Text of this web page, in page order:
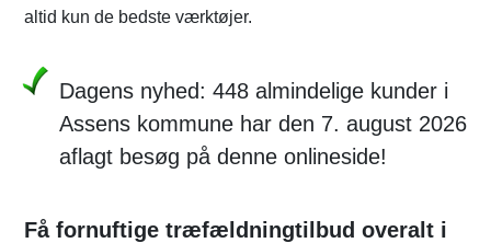
altid kun de bedste værktøjer.
Dagens nyhed: 448 almindelige kunder i
Assens kommune har den 7. august 2026
aflagt besøg på denne onlineside!
Få fornuftige træfældningtilbud overalt i